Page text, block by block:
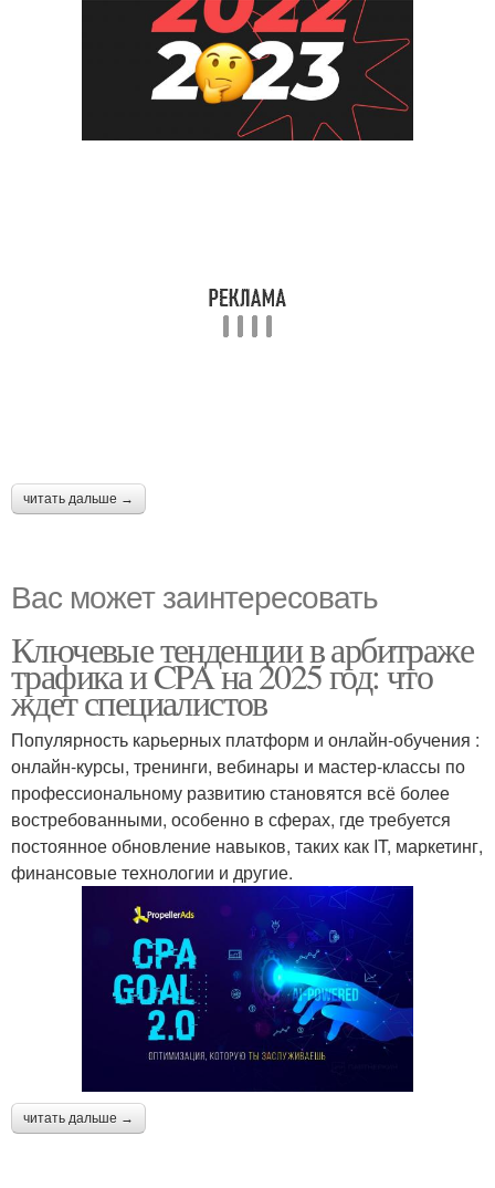
читать дальше →
Вас может заинтересовать
Ключевые тенденции в арбитраже
трафика и CPA на 2025 год: что
ждет специалистов
Популярность карьерных платформ и онлайн-обучения :
онлайн-курсы, тренинги, вебинары и мастер-классы по
профессиональному развитию становятся всё более
востребованными, особенно в сферах, где требуется
постоянное обновление навыков, таких как IT, маркетинг,
финансовые технологии и другие.
читать дальше →